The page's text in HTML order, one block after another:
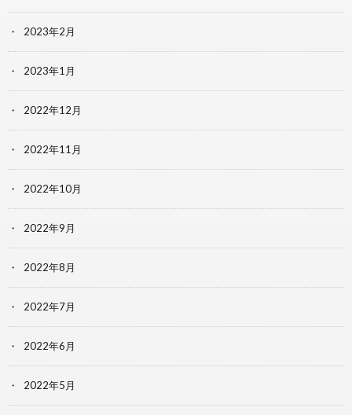
2023年2月
2023年1月
2022年12月
2022年11月
2022年10月
2022年9月
2022年8月
2022年7月
2022年6月
2022年5月